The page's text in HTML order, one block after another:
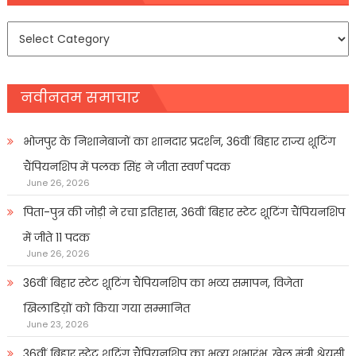
नवीनतम समाचार
भोजपुर के निशानेबाजों का शानदार प्रदर्शन, 36वीं बिहार राज्य शूटिंग
चैंपियनशिप में पलक सिंह ने जीता स्वर्ण पदक
June 26, 2026
पिता-पुत्र की जोड़ी ने रचा इतिहास, 36वीं बिहार स्टेट शूटिंग चैंपियनशिप
में जीते 11 पदक
June 26, 2026
36वीं बिहार स्टेट शूटिंग चैंपियनशिप का भव्य समापन, विजेता
खिलाडिय़ों को किया गया सम्मानित
June 23, 2026